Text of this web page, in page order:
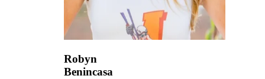
Robyn
Benincasa